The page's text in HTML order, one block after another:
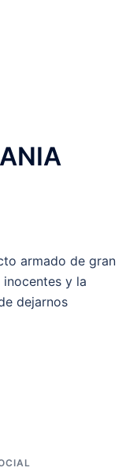
armado de gran
y la
dejarnos